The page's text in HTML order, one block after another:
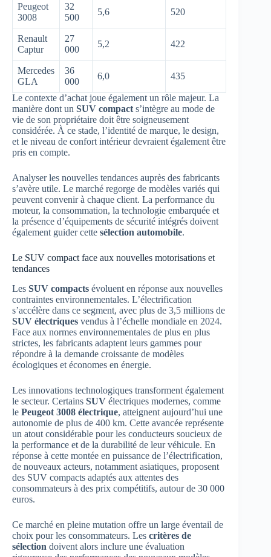
Peugeot
3008
32
500
5,6 520
Renault
Captur
27
000
5,2 422
Mercedes
GLA
36
000
6,0 435
Le contexte d’achat joue également un rôle majeur. La
manière dont un SUV compact s’intègre au mode de
vie de son propriétaire doit être soigneusement
considérée. À ce stade, l’identité de marque, le design,
et le niveau de confort intérieur devraient également être
pris en compte.
Analyser les nouvelles tendances auprès des fabricants
s’avère utile. Le marché regorge de modèles variés qui
peuvent convenir à chaque client. La performance du
moteur, la consommation, la technologie embarquée et
la présence d’équipements de sécurité intégrés doivent
également guider cette sélection automobile.
Le SUV compact face aux nouvelles motorisations et
tendances
Les SUV compacts évoluent en réponse aux nouvelles
contraintes environnementales. L’électrification
s’accélère dans ce segment, avec plus de 3,5 millions de
SUV électriques vendus à l’échelle mondiale en 2024.
Face aux normes environnementales de plus en plus
strictes, les fabricants adaptent leurs gammes pour
répondre à la demande croissante de modèles
écologiques et économes en énergie.
Les innovations technologiques transforment également
le secteur. Certains SUV électriques modernes, comme
le Peugeot 3008 électrique, atteignent aujourd’hui une
autonomie de plus de 400 km. Cette avancée représente
un atout considérable pour les conducteurs soucieux de
la performance et de la durabilité de leur véhicule. En
réponse à cette montée en puissance de l’électrification,
de nouveaux acteurs, notamment asiatiques, proposent
des SUV compacts adaptés aux attentes des
consommateurs à des prix compétitifs, autour de 30 000
euros.
Ce marché en pleine mutation offre un large éventail de
choix pour les consommateurs. Les critères de
sélection doivent alors inclure une évaluation